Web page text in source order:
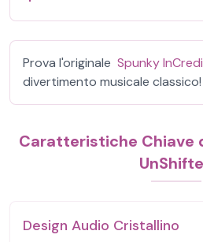
Prova l'originale Spunky
divertimento musicale classico!
Caratteristiche Chiave
Design Audio Cristallino